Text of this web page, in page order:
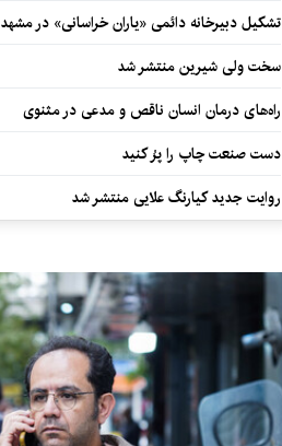
تشکیل دبیرخانه دائمی «یاران خراسانی» در مشهد
سخت ولی شیرین منتشر شد
راه‌های درمان انسان ناقص و مدعی در مثنوی
دست صنعت چاپ را پرُ کنید
روایت جدید کیارنگ علایی منتشر شد